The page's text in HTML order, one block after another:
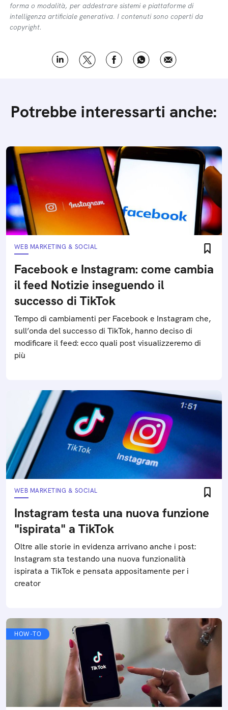
forma o modalità, per addestrare sistemi e piattaforme di
intelligenza artificiale generativa. I contenuti sono coperti da
copyright.
Potrebbe interessarti anche:
WEB MARKETING & SOCIAL
Facebook e Instagram: come cambia
il feed Notizie inseguendo il
successo di TikTok
Tempo di cambiamenti per Facebook e Instagram che,
sull’onda del successo di TikTok, hanno deciso di
modificare il feed: ecco quali post visualizzeremo di
più
WEB MARKETING & SOCIAL
Instagram testa una nuova funzione
"ispirata" a TikTok
Oltre alle storie in evidenza arrivano anche i post:
Instagram sta testando una nuova funzionalità
ispirata a TikTok e pensata appositamente per i
creator
HOW-TO